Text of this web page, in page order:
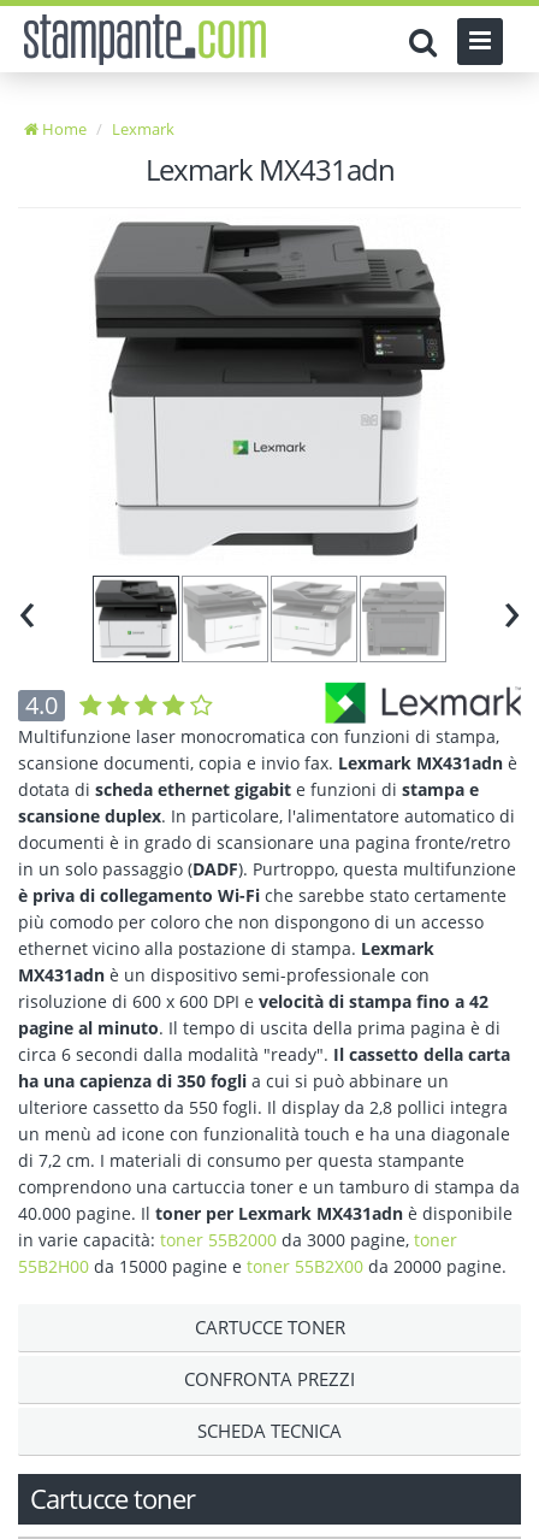
Home Lexmark
Lexmark MX431adn
‹ ›
4.0
Multifunzione laser monocromatica con funzioni di stampa,
scansione documenti, copia e invio fax. Lexmark MX431adn è
dotata di scheda ethernet gigabit e funzioni di stampa e
scansione duplex. In particolare, l'alimentatore automatico di
documenti è in grado di scansionare una pagina fronte/retro
in un solo passaggio (DADF). Purtroppo, questa multifunzione
è priva di collegamento Wi-Fi che sarebbe stato certamente
più comodo per coloro che non dispongono di un accesso
ethernet vicino alla postazione di stampa. Lexmark
MX431adn è un dispositivo semi-professionale con
risoluzione di 600 x 600 DPI e velocità di stampa fino a 42
pagine al minuto. Il tempo di uscita della prima pagina è di
circa 6 secondi dalla modalità "ready". Il cassetto della carta
ha una capienza di 350 fogli a cui si può abbinare un
ulteriore cassetto da 550 fogli. Il display da 2,8 pollici integra
un menù ad icone con funzionalità touch e ha una diagonale
di 7,2 cm. I materiali di consumo per questa stampante
comprendono una cartuccia toner e un tamburo di stampa da
40.000 pagine. Il toner per Lexmark MX431adn è disponibile
in varie capacità: toner 55B2000 da 3000 pagine, toner
55B2H00 da 15000 pagine e toner 55B2X00 da 20000 pagine.
CARTUCCE TONER
CONFRONTA PREZZI
SCHEDA TECNICA
Cartucce toner